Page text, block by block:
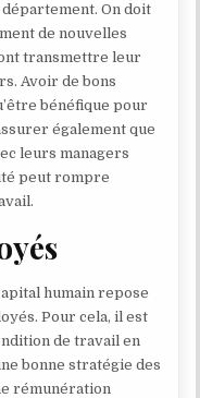
On doit
de nouvelles
transmettre leur
Avoir de bons
bénéfique pour
également que
leurs managers
peut rompre
humain repose
Pour cela, il est
de travail en
bonne stratégie des
rémunération